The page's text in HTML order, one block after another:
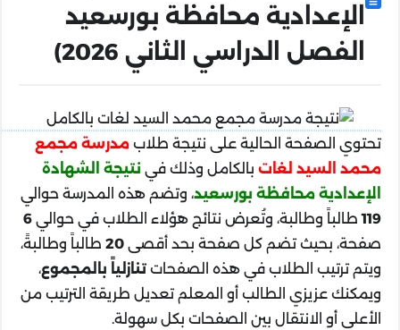
الإعدادية محافظة بورسعيد
الفصل الدراسي الثاني 2026)
تحتوي الصفحة الحالية على نتيجة طلابمدرسة مجمع
محمد السيد لغات بالكامل وذلك في نتيجة الشهادة
الإعدادية محافظة بورسعيد، وتضم هذه المدرسة حوالي
119طالباً وطالبة، وتُعرض نتائج هؤلاء الطلاب في حوالي6
صفحة، بحيث تضم كل صفحة بحد أقصى20 طالباً وطالبةً،
ويتم ترتيب الطلاب في هذه الصفحاتتنازلياً بالمجموع،
ويمكنك عزيزي الطالب أو المعلم تعديل طريقة الترتيب من
الأعلى أو الانتقال بين الصفحات بكل سهولة.